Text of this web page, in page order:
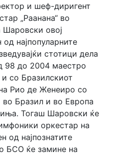
и шеф-диригент
„Раанана“ во
Шаровски овој
најпопуларните
стотици дела
98 до 2004 маестро
со Бразилскиот
Рио де Женеиро со
во Бразил и во Европа
Тогаш Шаровски ќе
оркестар на
од најпознатите
БСО ќе замине на